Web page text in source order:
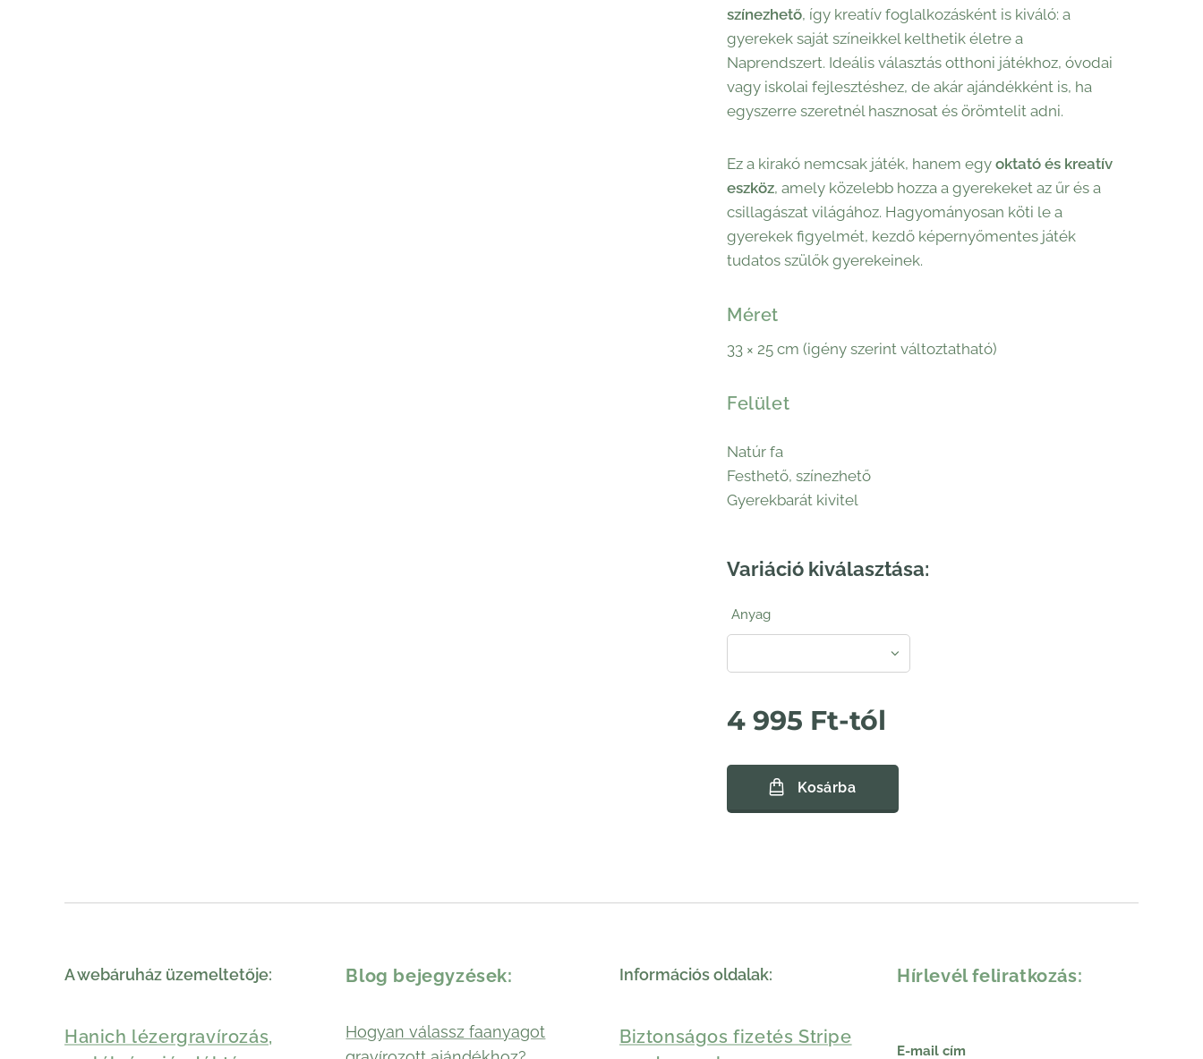
színezhető, így kreatív foglalkozásként is kiváló: a
gyerekek saját színeikkel kelthetik életre a
Naprendszert. Ideális választás otthoni játékhoz, óvodai
vagy iskolai fejlesztéshez, de akár ajándékként is, ha
egyszerre szeretnél hasznosat és örömtelit adni.
Ez a kirakó nemcsak játék, hanem egy oktató és kreatív
eszköz, amely közelebb hozza a gyerekeket az űr és a
csillagászat világához. Hagyományosan köti le a
gyerekek figyelmét, kezdő képernyőmentes játék
tudatos szülők gyerekeinek.
Méret
33 × 25 cm (igény szerint változtatható)
Felület
Natúr fa
Festhető, színezhető
Gyerekbarát kivitel
Variáció kiválasztása:
Anyag
4 995 Ft-tól
Kosárba
A webáruház üzemeltetője:
Hanich lézergravírozás,
Blog bejegyzések:
Hogyan válassz faanyagot
Információs oldalak:
Biztonságos fizetés Stripe
Hírlevél feliratkozás:
E-mail cím